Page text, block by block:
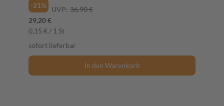
-21%
UVP: 36,90 €
29,20 €
0,15 € / 1 St
sofort lieferbar
In den Warenkorb